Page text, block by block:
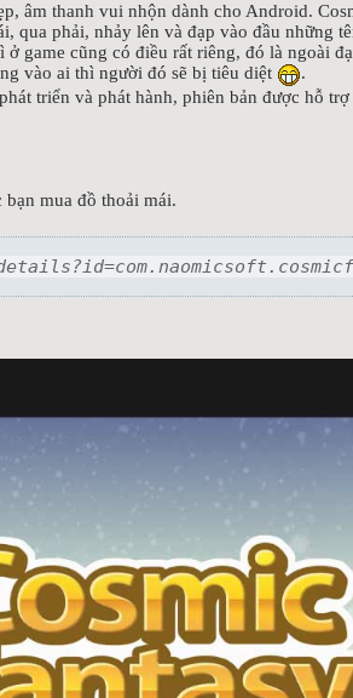
âm thanh vui nhộn dành cho Android.
qua phải, nhảy lên và đạp vào đầu những
game cũng có điều rất riêng, đó là ngoài
vào ai thì người đó sẽ bị tiêu diệt
.
triển và phát hành, phiên bản được hỗ
bạn mua đồ thoải mái.